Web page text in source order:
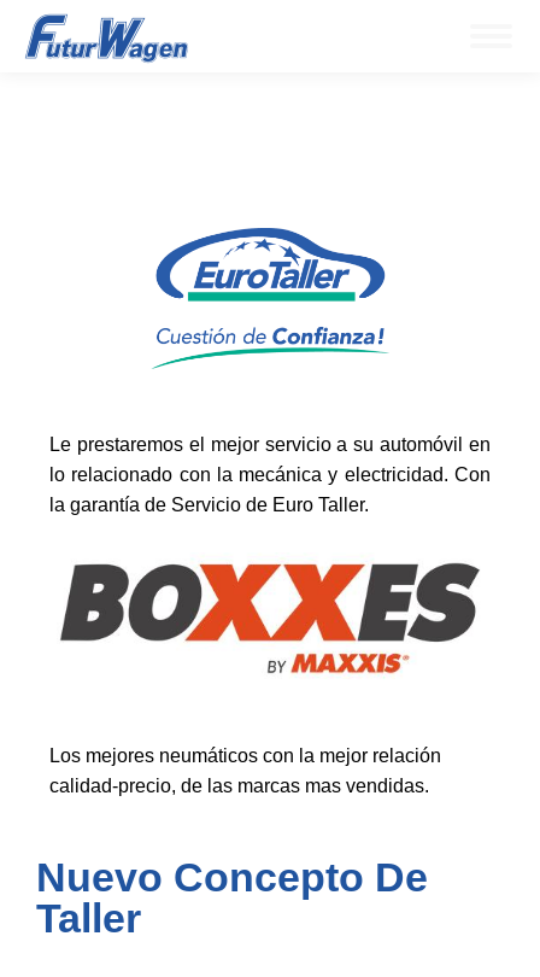
Le prestaremos el mejor servicio a su automóvil en
lo relacionado con la mecánica y electricidad. Con
la garantía de Servicio de Euro Taller.
Los mejores neumáticos con la mejor relación
calidad-precio, de las marcas mas vendidas.
Nuevo Concepto De
Taller